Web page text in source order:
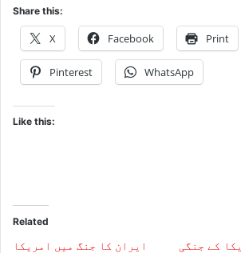
Share this:
X Facebook Print
Pinterest WhatsApp
Like this:
Related
ایران کا جنگ میں امریکا
کے جنگی